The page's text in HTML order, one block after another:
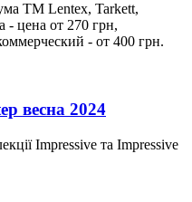
ТМ Lentex, Tarkett,
- цена от 270 грн,
- от 400 грн.
весна 2024
Impressive та Impressive